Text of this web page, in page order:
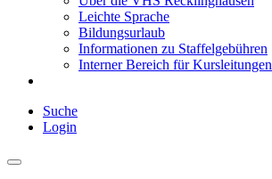
Leichte Sprache
Bildungsurlaub
Informationen zu Staffelgebühren
Interner Bereich für Kursleitungen
Suche
Login